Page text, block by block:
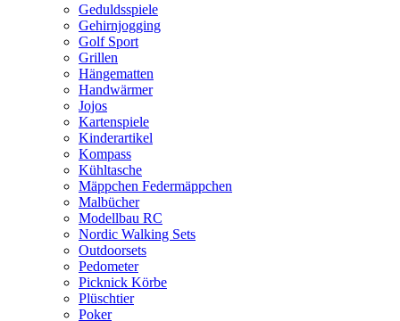
Geduldsspiele
Gehirnjogging
Golf Sport
Grillen
Hängematten
Handwärmer
Jojos
Kartenspiele
Kinderartikel
Kompass
Kühltasche
Mäppchen Federmäppchen
Malbücher
Modellbau RC
Nordic Walking Sets
Outdoorsets
Pedometer
Picknick Körbe
Plüschtier
Poker